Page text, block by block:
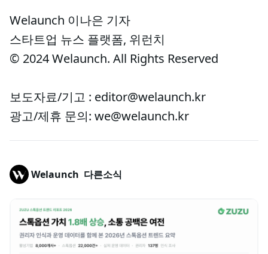
Welaunch 이나은 기자
스타트업 뉴스 플랫폼, 위런치
© 2024 Welaunch. All Rights Reserved
보도자료/기고 : editor@welaunch.kr
광고/제휴 문의: we@welaunch.kr
Welaunch 다른소식